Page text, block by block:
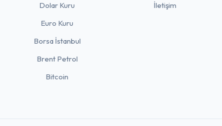
Dolar Kuru
Euro Kuru
Borsa İstanbul
Brent Petrol
Bitcoin
İletişim